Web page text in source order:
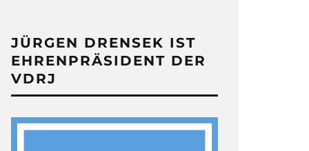
JÜRGEN DRENSEK IST
EHRENPRÄSIDENT DER
VDRJ